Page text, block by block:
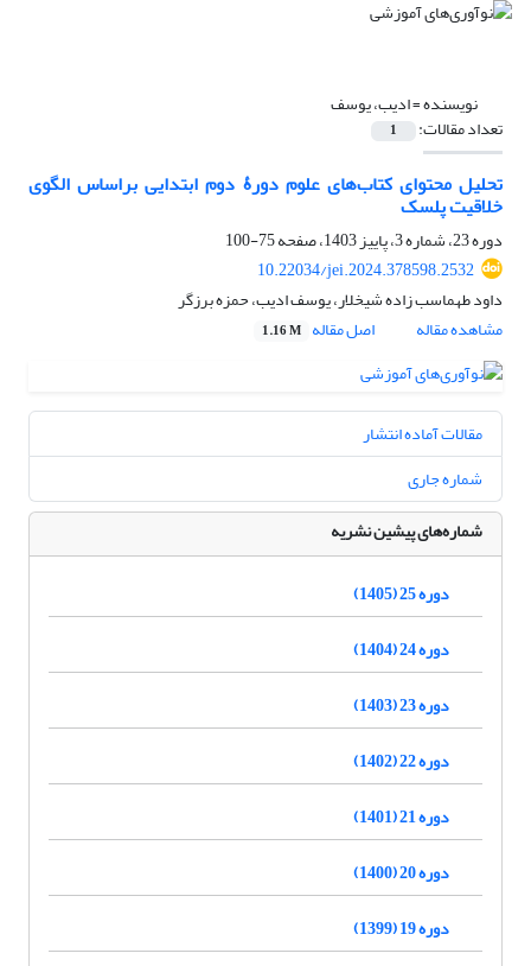
نویسنده =ادیب، یوسف
تعداد مقالات: 1
تحلیل محتوای کتاب‌های علوم دورۀ دوم ابتدایی براساس الگوی
خلاقیت پلسک
دوره 23، شماره 3، پاییز 1403، صفحه
75-100
10.22034/jei.2024.378598.2532
داود طهماسب زاده شیخلار، یوسف ادیب، حمزه برزگر
مشاهده مقاله
اصل مقاله 1.16 M
مقالات آماده انتشار
شماره جاری
شماره‌های پیشین نشریه
دوره 25 (1405)
دوره 24 (1404)
دوره 23 (1403)
دوره 22 (1402)
دوره 21 (1401)
دوره 20 (1400)
دوره 19 (1399)